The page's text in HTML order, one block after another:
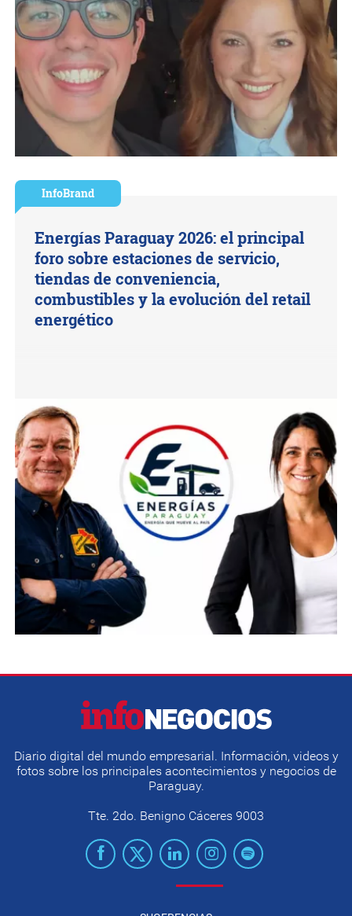
InfoBrand
Energías Paraguay 2026: el principal
foro sobre estaciones de servicio,
tiendas de conveniencia,
combustibles y la evolución del retail
energético
Diario digital del mundo empresarial. Información, videos y
fotos sobre los principales acontecimientos y negocios de
Paraguay.
Tte. 2do. Benigno Cáceres 9003